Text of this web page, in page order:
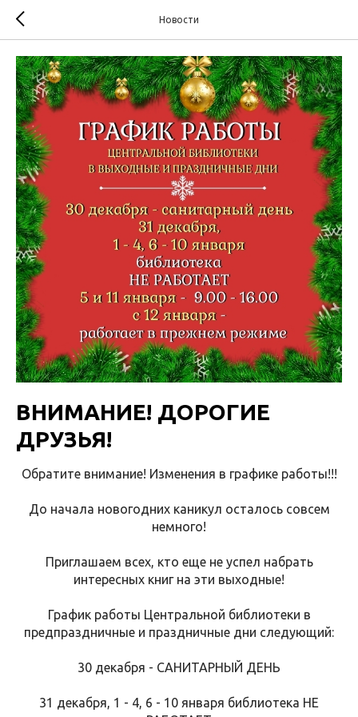
Новости
ВНИМАНИЕ! ДОРОГИЕ
ДРУЗЬЯ!
Обратите внимание! Изменения в графике работы!!!
До начала новогодних каникул осталось совсем
немного!
Приглашаем всех, кто еще не успел набрать
интересных книг на эти выходные!
График работы Центральной библиотеки в
предпраздничные и праздничные дни следующий:
30 декабря - САНИТАРНЫЙ ДЕНЬ
31 декабря, 1 - 4, 6 - 10 января библиотека НЕ